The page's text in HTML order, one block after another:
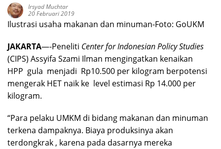
Irsyad Muchtar
20 Februari 2019
Ilustrasi usaha makanan dan minuman-Foto: GoUKM
JAKARTA—-Peneliti Center for Indonesian Policy Studies
(CIPS) Assyifa Szami Ilman mengingatkan kenaikan
HPP gula menjadi Rp10.500 per kilogram berpotensi
mengerak HET naik ke level estimasi Rp 14.000 per
kilogram.
“Para pelaku UMKM di bidang makanan dan minuman
terkena dampaknya. Biaya produksinya akan
terdongkrak , karena pada dasarnya mereka